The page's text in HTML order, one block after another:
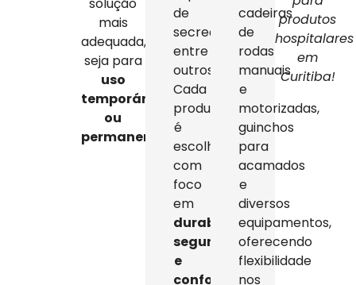
mais
adequada,
seja para
uso
temporário
ou
permanente
de
secreção,
entre
outros.
Cada
produto
é
escolhido
com
foco
em
durabilidade,
segurança
e
conforto
cadeiras
de
rodas
manuais
e
motorizadas,
guinchos
para
acamados
e
diversos
equipamentos,
oferecendo
flexibilidade
nos
produtos
hospitalares
em
Curitiba!